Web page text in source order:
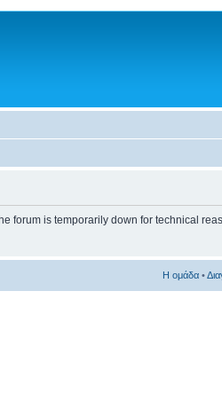
forum is temporarily down for technical
Η ομάδα •